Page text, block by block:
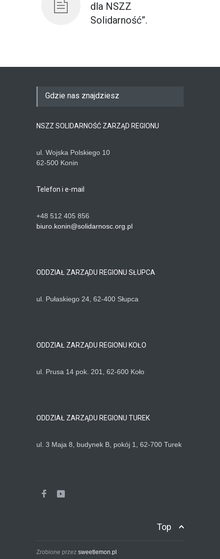
dla NSZZ
Solidarność”.
Gdzie nas znajdziesz
NSZZ SOLIDARNOŚĆ ZARZĄD REGIONU
ul. Wojska Polskiego 10
62-500 Konin
Telefon i e-mail
+48 512 405 856
biuro.konin@solidarnosc.org.pl
ODDZIAŁ ZARZĄDU REGIONU SŁUPCA
ul. Pułaskiego 24, 62-400 Słupca
ODDZIAŁ ZARZĄDU REGIONU KOŁO
ul. Prusa 14 pok. 201, 62-600 Koło
ODDZIAŁ ZARZĄDU REGIONU TUREK
ul. 3 Maja 8, budynek B, pokój 1, 62-700 Turek
Top
Zrobione przez sweetlemon.pl